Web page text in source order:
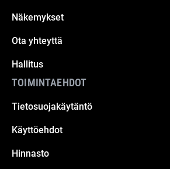
Näkemykset
Ota yhteyttä
Hallitus
TOIMINTAEHDOT
Tietosuojakäytäntö
Käyttöehdot
Hinnasto